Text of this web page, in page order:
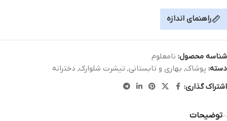
راهنمای اندازه
شناسه محصول: نامعلوم
دسته: پوشاک, بهاری و تابستانی, تیشرت شلوارک, دخترانه
اشتراک گذاری:
توضیحات